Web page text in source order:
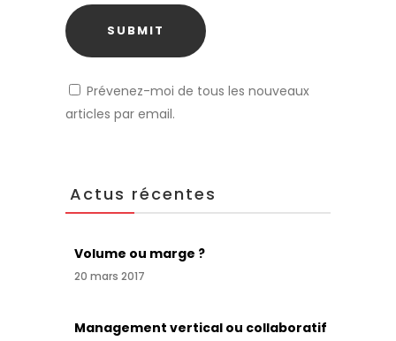
Prévenez-moi de tous les nouveaux
articles par email.
Actus récentes
Volume ou marge ?
20 mars 2017
Management vertical ou collaboratif